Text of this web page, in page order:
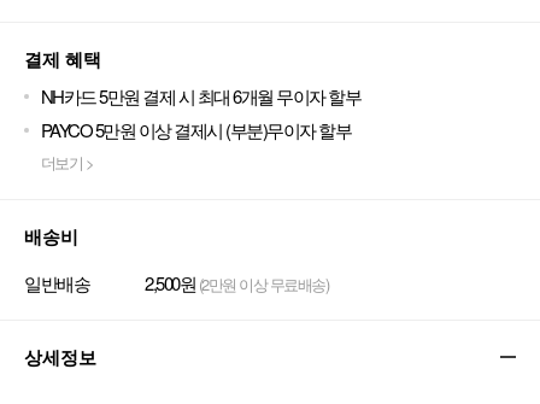
결제 혜택
NH카드 5만원 결제 시 최대 6개월 무이자 할부
PAYCO 5만원 이상 결제시 (부분)무이자 할부
더보기 >
배송비
일반배송 2,500원 (2만원 이상 무료배송)
상세정보